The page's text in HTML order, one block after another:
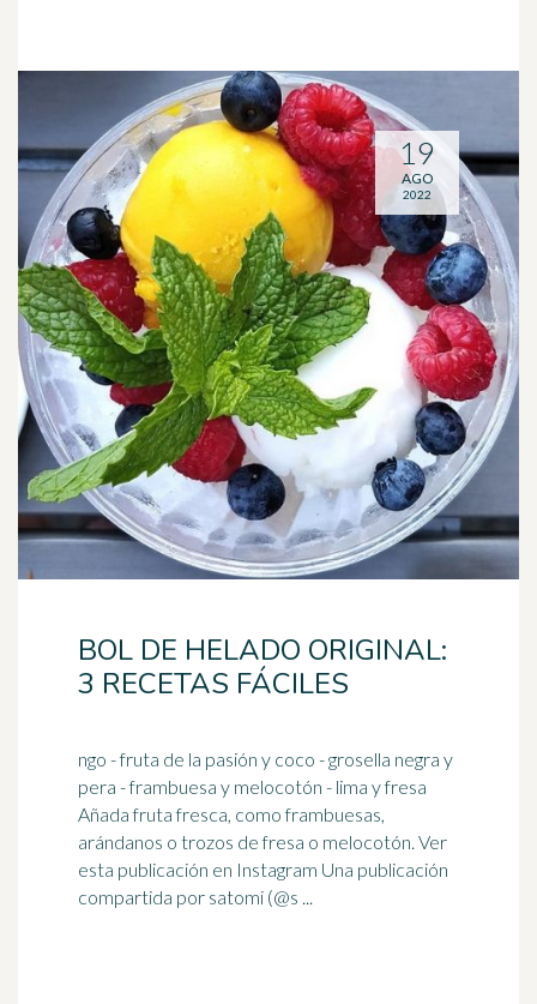
BOL DE HELADO ORIGINAL:
3 RECETAS FÁCILES
ngo - fruta de la pasión y coco - grosella negra y
pera - frambuesa y melocotón - lima y fresa
Añada fruta fresca, como frambuesas,
arándanos o trozos de fresa o melocotón. Ver
esta publicación en Instagram Una publicación
compartida por satomi (@s ...
19
AGO
2022